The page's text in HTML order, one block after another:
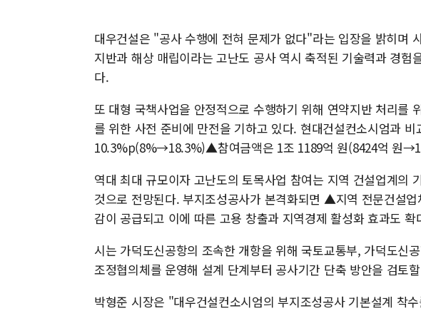
대우건설은 "공사 수행에 전혀 문제가 없다"라는 입장을 밝히며
지반과 해상 매립이라는 고난도 공사 역시 축적된 기술력과 경험
다.
또 대형 국책사업을 안정적으로 수행하기 위해 연약지반 처리를
를 위한 사전 준비에 만전을 기하고 있다. 현대건설컨소시엄과
10.3%p(8%→18.3%)▲참여금액은 1조 1189억 원(8424억 원
역대 최대 규모이자 고난도의 토목사업 참여는 지역 건설업계의
것으로 전망된다. 부지조성공사가 본격화되면 ▲지역 전문건설
감이 공급되고 이에 따른 고용 창출과 지역경제 활성화 효과도 확
시는 가덕도신공항의 조속한 개항을 위해 국토교통부, 가덕도신
조정협의체를 운영해 설계 단계부터 공사기간 단축 방안을 검토
박형준 시장은 "대우건설컨소시엄의 부지조성공사 기본설계 착